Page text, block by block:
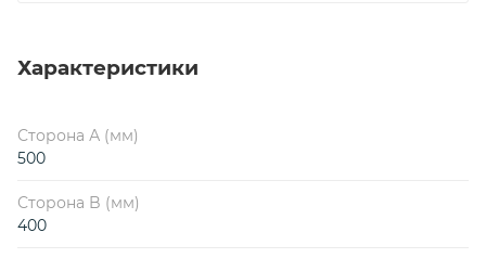
Характеристики
Сторона А (мм)
500
Сторона B (мм)
400